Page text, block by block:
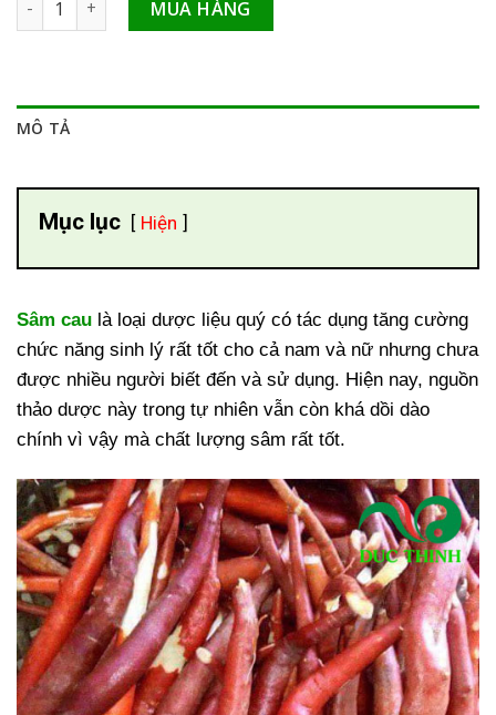
MUA HÀNG
MÔ TẢ
Mục lục Hiện
Sâm cau là loại dược liệu quý có tác dụng tăng cường
chức năng sinh lý rất tốt cho cả nam và nữ nhưng chưa
được nhiều người biết đến và sử dụng. Hiện nay, nguồn
thảo dược này trong tự nhiên vẫn còn khá dồi dào
chính vì vậy mà chất lượng sâm rất tốt.